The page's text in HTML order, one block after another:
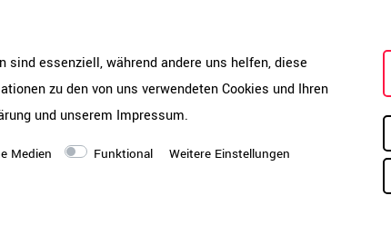
Katalog & Montageanleitung
sind essenziell, während andere uns helfen, diese
zu den von uns verwendeten Cookies und Ihren
und unserem Impressum.
Medien Funktional Weitere Einstellungen